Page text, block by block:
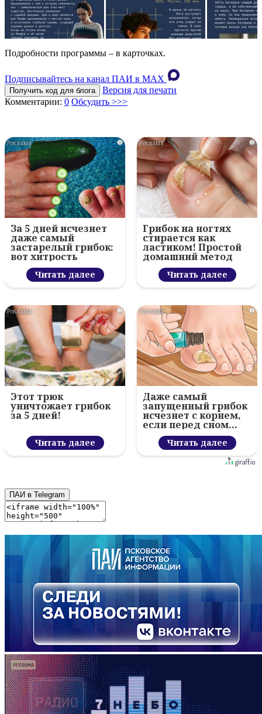
Подробности программы – в карточках.
Подписывайтесь на канал ПАИ в MAХ
Получить код для блога
Версия для печати
Комментарии: 0 Обсудить >>>
i
За 5 дней исчезнет
даже самый
застарелый грибок:
вот хитрость
Читать далее
i
Грибок на ногтях
стирается как
ластиком! Простой
домашний метод
Читать далее
i
Этот трюк
уничтожает грибок
за 5 дней!
Читать далее
i
Даже самый
запущенный грибок
исчезнет с корнем,
если перед сном…
Читать далее
ПАИ в Telegram